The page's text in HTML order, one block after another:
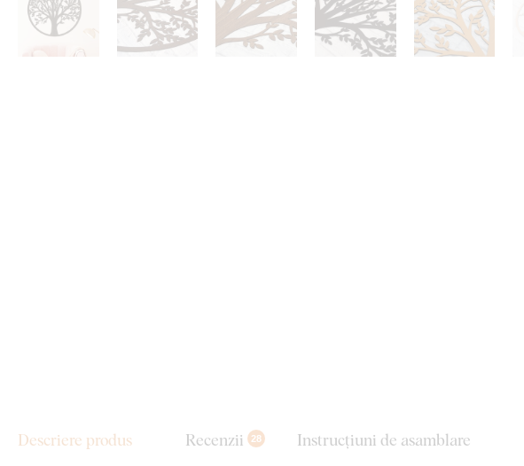
Descriere produs Recenzii 28 Instrucțiuni de asamblare